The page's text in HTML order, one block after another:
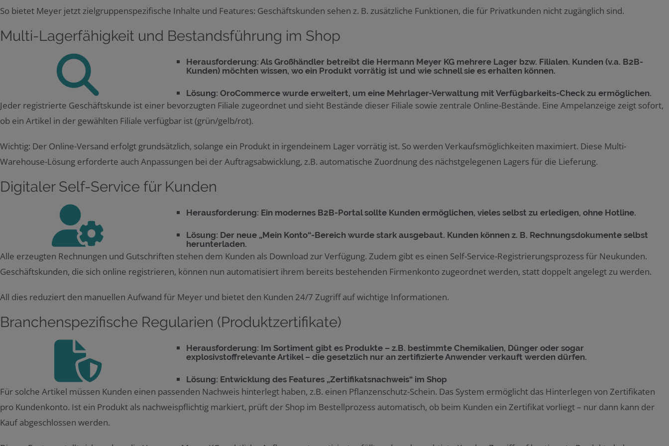
So bietet Meyer jetzt zielgruppenspezifische Inhalte und Features: Geschäftskunden sehen z. B. zusätzliche Funktionen, die für Privatkunden nicht zugänglich sind.
Multi-Lagerfähigkeit und Bestandsführung im Shop
Herausforderung: Als Großhändler betreibt die Hermann Meyer KG mehrere Lager bzw. Filialen. Kunden (v.a. B2B-
Kunden) möchten wissen, wo ein Produkt vorrätig ist und wie schnell sie es erhalten können.
Lösung: OroCommerce wurde erweitert, um eine Mehrlager-Verwaltung mit Verfügbarkeits-Check zu ermöglichen.
Jeder registrierte Geschäftskunde ist einer bevorzugten Filiale zugeordnet und sieht Bestände dieser Filiale sowie zentrale Online-Bestände. Eine Ampelanzeige zeigt sofort,
ob ein Artikel in der gewählten Filiale verfügbar ist (grün/gelb/rot).
Wichtig: Der Online-Versand erfolgt grundsätzlich, solange ein Produkt in irgendeinem Lager vorrätig ist. So werden Verkaufsmöglichkeiten maximiert. Diese Multi-
Warehouse-Lösung erforderte auch Anpassungen bei der Auftragsabwicklung, z.B. automatische Zuordnung des nächstgelegenen Lagers für die Lieferung.
Digitaler Self-Service für Kunden
Herausforderung: Ein modernes B2B-Portal sollte Kunden ermöglichen, vieles selbst zu erledigen, ohne Hotline.
Lösung: Der neue „Mein Konto“-Bereich wurde stark ausgebaut. Kunden können z. B. Rechnungsdokumente selbst
herunterladen.
Alle erzeugten Rechnungen und Gutschriften stehen dem Kunden als Download zur Verfügung. Zudem gibt es einen Self-Service-Registrierungsprozess für Neukunden.
Geschäftskunden, die sich online registrieren, können nun automatisiert ihrem bereits bestehenden Firmenkonto zugeordnet werden, statt doppelt angelegt zu werden.
All dies reduziert den manuellen Aufwand für Meyer und bietet den Kunden 24/7 Zugriff auf wichtige Informationen.
Branchenspezifische Regularien (Produktzertifikate)
Herausforderung: Im Sortiment gibt es Produkte – z.B. bestimmte Chemikalien, Dünger oder sogar
explosivstoffrelevante Artikel – die gesetzlich nur an zertifizierte Anwender verkauft werden dürfen.
Lösung: Entwicklung des Features „Zertifikatsnachweis“ im Shop
Für solche Artikel müssen Kunden einen passenden Nachweis hinterlegt haben, z.B. einen Pflanzenschutz-Schein. Das System ermöglicht das Hinterlegen von Zertifikaten
pro Kundenkonto. Ist ein Produkt als nachweispflichtig markiert, prüft der Shop im Bestellprozess automatisch, ob beim Kunden ein Zertifikat vorliegt – nur dann kann der
Kauf abgeschlossen werden.